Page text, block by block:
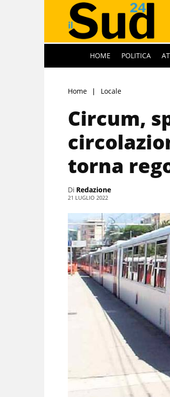
HOME POLITICA
Home Locale
Circum,
torna
Di Redazione
21 LUGLIO 2022